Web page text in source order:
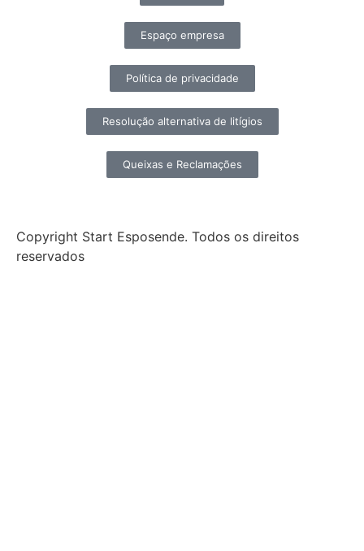
Espaço empresa
Política de privacidade
Resolução alternativa de litígios
Queixas e Reclamações
Copyright Start Esposende. Todos os direitos
reservados